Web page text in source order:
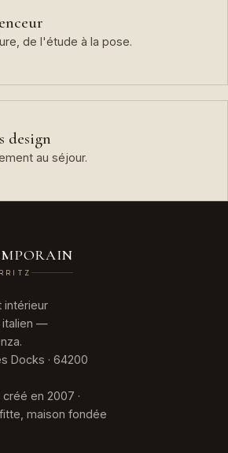
de l'étude à la pose.
design
au séjour.
intérieur
italien —
Docks · 64200
en 2007 ·
maison fondée